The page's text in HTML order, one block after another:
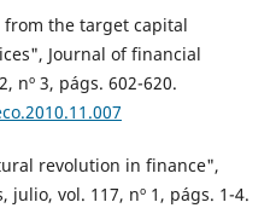
from the target capital
Journal of financial
nº 3, págs. 602-620.
revolution in finance",
julio, vol. 117, nº 1, págs. 1-4.